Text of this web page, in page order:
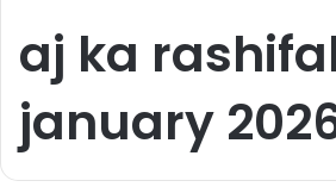
aj ka rashifal
january